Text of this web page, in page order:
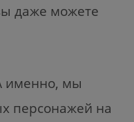
даже можете
именно, мы
персонажей на